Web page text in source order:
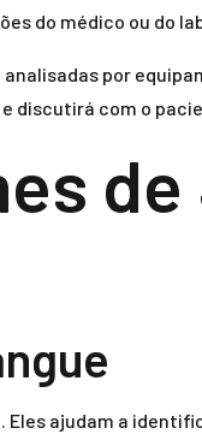
do médico ou do
por
discutirá com o
ajudam a